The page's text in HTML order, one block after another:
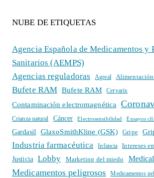
NUBE DE ETIQUETAS
Agencia Española de Medicamentos y
Sanitarios (AEMPS)
Agencias reguladoras
Agreal
Bufete RAM Bufete RAM Cervarix
Contaminación electromagnética
Crianza natural Cáncer Electrosensibilidad Ensayos
Gardasil GlaxoSmithKline (GSK) Gripe
Industria farmacéutica Infancia
Intereses
Justicia
Lobby Marketing del miedo
Medicamentos peligrosos Medicamentos